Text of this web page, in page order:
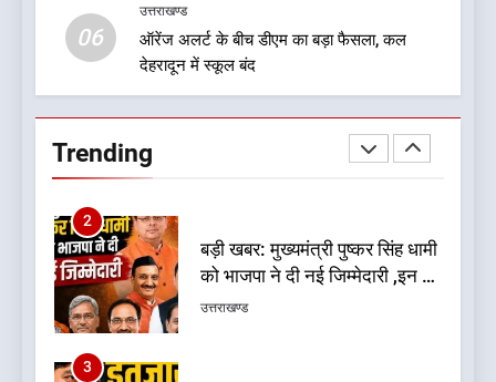
06
उत्तराखण्ड
ऑरेंज अलर्ट के बीच डीएम का बड़ा फैसला, कल
देहरादून में स्कूल बंद
Trending
को भाजपा ने दी नई जिम्मेदारी ,इन पूर्व
मुख्यमंत्री को भी मिली जिम्मेदारी
3
देखें वीडियो:कांग्रेस का 2027 के
चुनाव जीतने पर फोकस पूरा, लेकिन
संगठन अभी भी अधूरा, कार्यकारिणी
उत्तराखण्ड
4